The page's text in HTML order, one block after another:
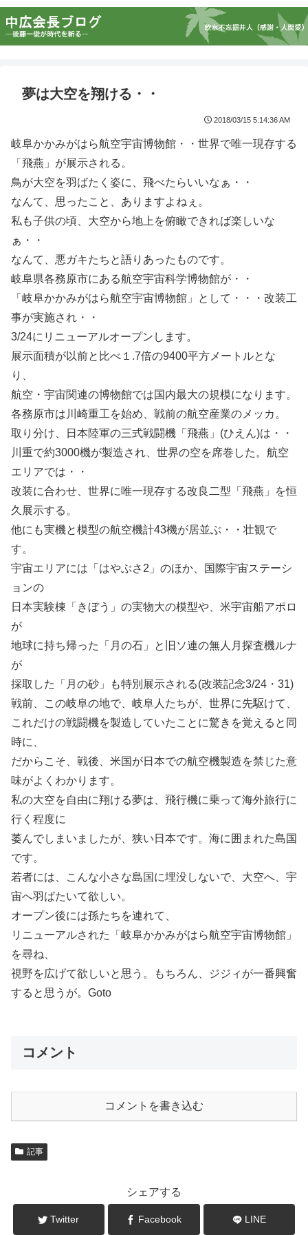
夢は大空を翔ける・・
2018/03/15 5:14:36 AM
岐阜かかみがはら航空宇宙博物館・・世界で唯一現存する
「飛燕」が展示される。
鳥が大空を羽ばたく姿に、飛べたらいいなぁ・・
なんて、思ったこと、ありますよねぇ。
私も子供の頃、大空から地上を俯瞰できれば楽しいな
ぁ・・
なんて、悪ガキたちと語りあったものです。
岐阜県各務原市にある航空宇宙科学博物館が・・
「岐阜かかみがはら航空宇宙博物館」として・・・改装工
事が実施され・・
3/24にリニューアルオープンします。
展示面積が以前と比べ１.7倍の9400平方メートルとな
り、
航空・宇宙関連の博物館では国内最大の規模になります。
各務原市は川崎重工を始め、戦前の航空産業のメッカ。
取り分け、日本陸軍の三式戦闘機「飛燕」(ひえん)は・・
川重で約3000機が製造され、世界の空を席巻した。航空
エリアでは・・
改装に合わせ、世界に唯一現存する改良二型「飛燕」を恒
久展示する。
他にも実機と模型の航空機計43機が居並ぶ・・壮観で
す。
宇宙エリアには「はやぶさ2」のほか、国際宇宙ステーシ
ョンの
日本実験棟「きぼう」の実物大の模型や、米宇宙船アポロ
が
地球に持ち帰った「月の石」と旧ソ連の無人月探査機ルナ
が
採取した「月の砂」も特別展示される(改装記念3/24・31)
戦前、この岐阜の地で、岐阜人たちが、世界に先駆けて、
これだけの戦闘機を製造していたことに驚きを覚えると同
時に、
だからこそ、戦後、米国が日本での航空機製造を禁じた意
味がよくわかります。
私の大空を自由に翔ける夢は、飛行機に乗って海外旅行に
行く程度に
萎んでしまいましたが、狭い日本です。海に囲まれた島国
です。
若者には、こんな小さな島国に埋没しないで、大空へ、宇
宙へ羽ばたいて欲しい。
オープン後には孫たちを連れて、
リニューアルされた「岐阜かかみがはら航空宇宙博物館」
を尋ね、
視野を広げて欲しいと思う。もちろん、ジジィが一番興奮
すると思うが。Goto
コメント
コメントを書き込む
記事
シェアする
Twitter Facebook LINE